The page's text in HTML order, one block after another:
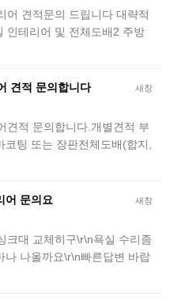
어 견적문의 드립니다 대략적
인테리어 및 전체도배2 주방
새창
견적 문의합니다
견적 문의합니다.개별견적 부
팅 또는 장판전체도배(합지,
새창
어 문의요
크대 교체히구\r\n욕실 수리좀
나 나올까요\r\n빠른답변 바랍